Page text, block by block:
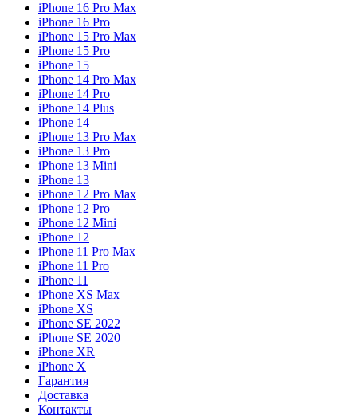
iPhone 16 Pro Max
iPhone 16 Pro
iPhone 15 Pro Max
iPhone 15 Pro
iPhone 15
iPhone 14 Pro Max
iPhone 14 Pro
iPhone 14 Plus
iPhone 14
iPhone 13 Pro Max
iPhone 13 Pro
iPhone 13 Mini
iPhone 13
iPhone 12 Pro Max
iPhone 12 Pro
iPhone 12 Mini
iPhone 12
iPhone 11 Pro Max
iPhone 11 Pro
iPhone 11
iPhone XS Max
iPhone XS
iPhone SE 2022
iPhone SE 2020
iPhone XR
iPhone X
Гарантия
Доставка
Контакты